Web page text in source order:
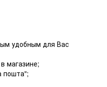
удобным для Вас
магазине;
пошта";